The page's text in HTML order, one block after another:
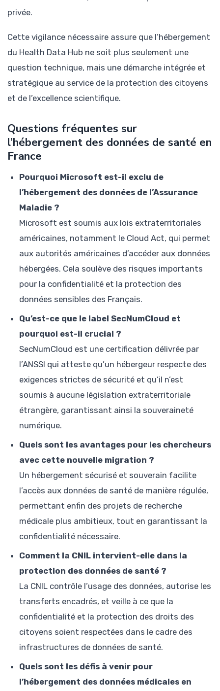
privée.
Cette vigilance nécessaire assure que l’hébergement
du Health Data Hub ne soit plus seulement une
question technique, mais une démarche intégrée et
stratégique au service de la protection des citoyens
et de l’excellence scientifique.
Questions fréquentes sur
l’hébergement des données de santé en
France
Pourquoi Microsoft est-il exclu de
l’hébergement des données de l’Assurance
Maladie ?
Microsoft est soumis aux lois extraterritoriales
américaines, notamment le Cloud Act, qui permet
aux autorités américaines d’accéder aux données
hébergées. Cela soulève des risques importants
pour la confidentialité et la protection des
données sensibles des Français.
Qu’est-ce que le label SecNumCloud et
pourquoi est-il crucial ?
SecNumCloud est une certification délivrée par
l’ANSSI qui atteste qu’un hébergeur respecte des
exigences strictes de sécurité et qu’il n’est
soumis à aucune législation extraterritoriale
étrangère, garantissant ainsi la souveraineté
numérique.
Quels sont les avantages pour les chercheurs
avec cette nouvelle migration ?
Un hébergement sécurisé et souverain facilite
l’accès aux données de santé de manière régulée,
permettant enfin des projets de recherche
médicale plus ambitieux, tout en garantissant la
confidentialité nécessaire.
Comment la CNIL intervient-elle dans la
protection des données de santé ?
La CNIL contrôle l’usage des données, autorise les
transferts encadrés, et veille à ce que la
confidentialité et la protection des droits des
citoyens soient respectées dans le cadre des
infrastructures de données de santé.
Quels sont les défis à venir pour
l’hébergement des données médicales en